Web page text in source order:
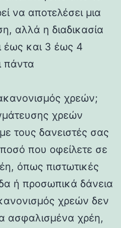
να αποτελέσει μια
αλλά η διαδικασία
έως και 3 έως 4
πάντα
χρεών;
χρεών
τους δανειστές σας
που οφείλετε σε
όπως πιστωτικές
ή προσωπικά δάνεια
χρεών δεν
ασφαλισμένα χρέη,